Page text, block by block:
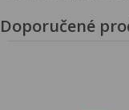
Doporučené